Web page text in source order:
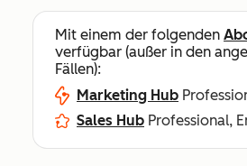
Mit einem der folgenden
verfügbar (außer in den
Fällen):
Marketing Hub
Sales Hub Professional,